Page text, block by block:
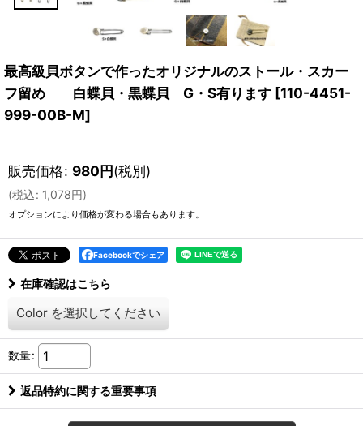
最高級貝ボタンで作ったオリジナルのストール・スカー
フ留め 白蝶貝・黒蝶貝 G・S有ります [110-4451-
999-00B-M]
販売価格: 980円(税別)
(税込: 1,078円)
オプションにより価格が変わる場合もあります。
Facebookでシェア
在庫確認はこちら
Color を選択してください
数量:
返品特約に関する重要事項